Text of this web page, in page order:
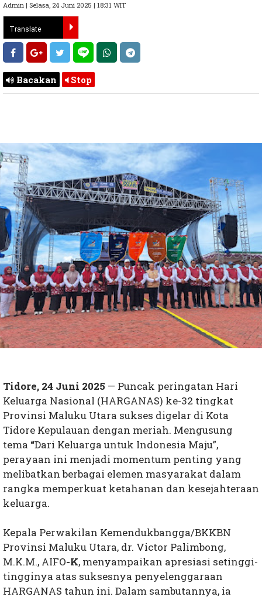
Admin | Selasa, 24 Juni 2025 | 18:31 WIT
Bacakan Stop
Tidore, 24 Juni 2025 — Puncak peringatan Hari
Keluarga Nasional (HARGANAS) ke-32 tingkat
Provinsi Maluku Utara sukses digelar di Kota
Tidore Kepulauan dengan meriah. Mengusung
tema “Dari Keluarga untuk Indonesia Maju”,
perayaan ini menjadi momentum penting yang
melibatkan berbagai elemen masyarakat dalam
rangka memperkuat ketahanan dan kesejahteraan
keluarga.
Kepala Perwakilan Kemendukbangga/BKKBN
Provinsi Maluku Utara, dr. Victor Palimbong,
M.K.M., AIFO-K, menyampaikan apresiasi setinggi-
tingginya atas suksesnya penyelenggaraan
HARGANAS tahun ini. Dalam sambutannya, ia